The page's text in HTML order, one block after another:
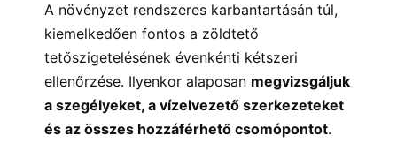
A növényzet rendszeres karbantartásán túl,
kiemelkedően fontos a zöldtető
tetőszigetelésének évenkénti kétszeri
ellenőrzése. Ilyenkor alaposan megvizsgáljuk
a szegélyeket, a vízelvezető szerkezeteket
és az összes hozzáférhető csomópontot.